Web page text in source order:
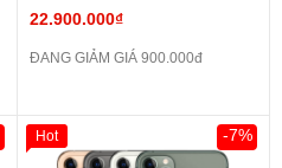
22.900.000₫
ĐANG GIẢM GIÁ 900.000đ
-7%
Hot